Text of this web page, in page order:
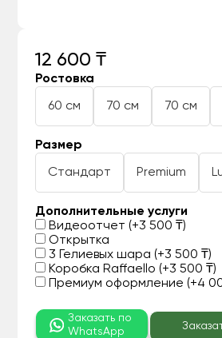
12 600 ₸
Ростовка
60 см 70 см 70 см
Размер
Стандарт Premium
Дополнительные услуги
Видеоотчет (+3 500 ₸)
Открытка
3 Гелиевых шара (+3 500 ₸)
Коробка Raffaello (+3 500 ₸)
Премиум оформление (+4
Заказать по
WhatsApp